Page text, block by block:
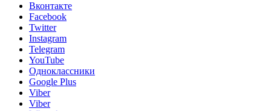
Вконтакте
Facebook
Twitter
Instagram
Telegram
YouTube
Одноклассники
Google Plus
Viber
Viber